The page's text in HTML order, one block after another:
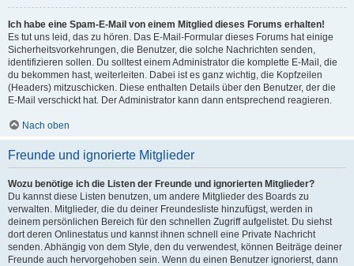
Ich habe eine Spam-E-Mail von einem Mitglied dieses Forums erhalten!
Es tut uns leid, das zu hören. Das E-Mail-Formular dieses Forums hat einige
Sicherheitsvorkehrungen, die Benutzer, die solche Nachrichten senden,
identifizieren sollen. Du solltest einem Administrator die komplette E-Mail, die
du bekommen hast, weiterleiten. Dabei ist es ganz wichtig, die Kopfzeilen
(Headers) mitzuschicken. Diese enthalten Details über den Benutzer, der die
E-Mail verschickt hat. Der Administrator kann dann entsprechend reagieren.
Nach oben
Freunde und ignorierte Mitglieder
Wozu benötige ich die Listen der Freunde und ignorierten Mitglieder?
Du kannst diese Listen benutzen, um andere Mitglieder des Boards zu
verwalten. Mitglieder, die du deiner Freundesliste hinzufügst, werden in
deinem persönlichen Bereich für den schnellen Zugriff aufgelistet. Du siehst
dort deren Onlinestatus und kannst ihnen schnell eine Private Nachricht
senden. Abhängig von dem Style, den du verwendest, können Beiträge deiner
Freunde auch hervorgehoben sein. Wenn du einen Benutzer ignorierst, dann